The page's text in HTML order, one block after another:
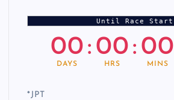
Until Race Start
00
DAYS
: 00
HRS
: 00
MINS
* JPT